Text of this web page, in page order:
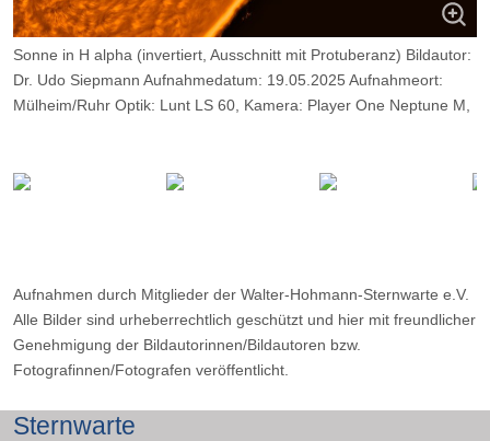
Sonne in H alpha (invertiert, Ausschnitt mit Protuberanz) Bildautor:
Dr. Udo Siepmann Aufnahmedatum: 19.05.2025 Aufnahmeort:
Mülheim/Ruhr Optik: Lunt LS 60, Kamera: Player One Neptune M,
Aufnahmen durch Mitglieder der Walter-Hohmann-Sternwarte e.V.
Alle Bilder sind urheberrechtlich geschützt und hier mit freundlicher
Genehmigung der Bildautorinnen/Bildautoren bzw.
Fotografinnen/Fotografen veröffentlicht.
Sternwarte